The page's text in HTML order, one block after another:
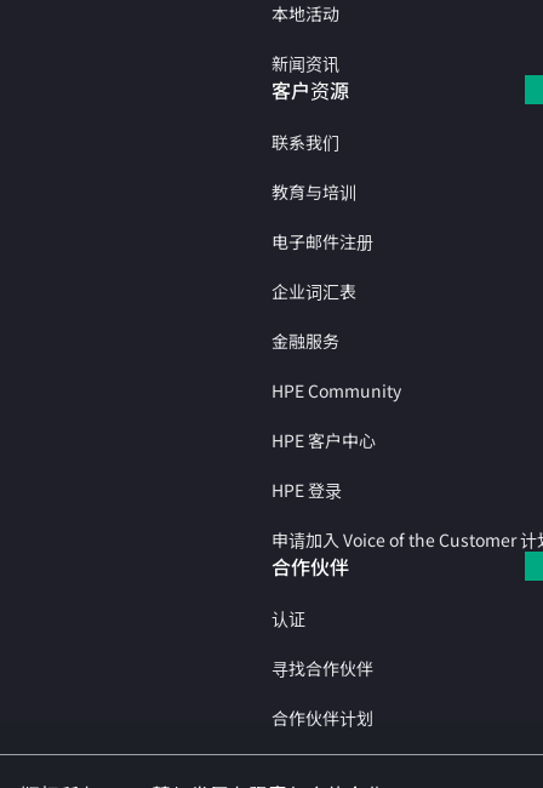
本地活动
新闻资讯
客户资源
联系我们
教育与培训
电子邮件注册
企业词汇表
金融服务
HPE Community
HPE 客户中心
HPE 登录
申请加入 Voice of the Customer 计
合作伙伴
认证
寻找合作伙伴
合作伙伴计划